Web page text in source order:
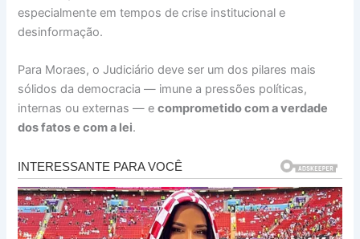
especialmente em tempos de crise institucional e
desinformação.
Para Moraes, o Judiciário deve ser um dos pilares mais
sólidos da democracia — imune a pressões políticas,
internas ou externas — ecomprometido com a verdade
dos fatos e com a lei.